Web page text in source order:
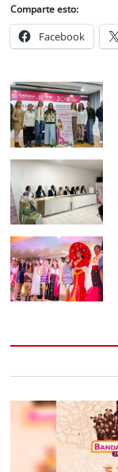
Comparte esto:
Facebook